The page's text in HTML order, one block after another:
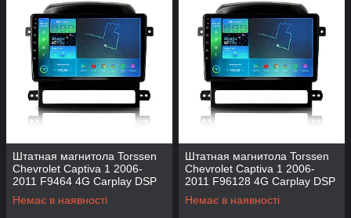
Штатная магнитола Torssen
Chevrolet Captiva 1 2006-
2011 F9464 4G Carplay DSP
Немає в наявності
Штатная магнитола Torssen
Chevrolet Captiva 1 2006-
2011 F96128 4G Carplay DSP
Немає в наявності